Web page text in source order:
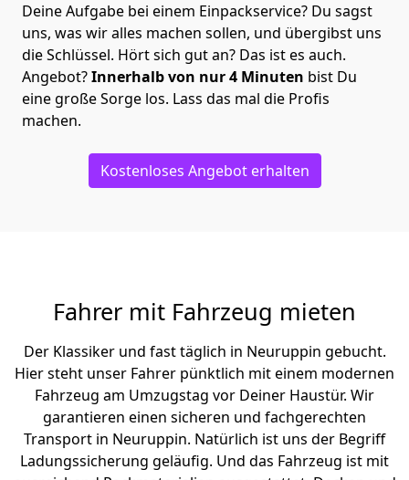
Deine Aufgabe bei einem Einpackservice? Du sagst
uns, was wir alles machen sollen, und übergibst uns
die Schlüssel. Hört sich gut an? Das ist es auch.
Angebot?Innerhalb von nur 4 Minuten bist Du
eine große Sorge los. Lass das mal die Profis
machen.
Kostenloses Angebot erhalten
Fahrer mit Fahrzeug mieten
Der Klassiker und fast täglich in Neuruppin gebucht.
Hier steht unser Fahrer pünktlich mit einem modernen
Fahrzeug am Umzugstag vor Deiner Haustür. Wir
garantieren einen sicheren und fachgerechten
Transport in Neuruppin. Natürlich ist uns der Begriff
Ladungssicherung geläufig. Und das Fahrzeug ist mit